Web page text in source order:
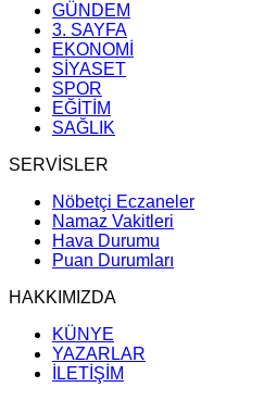
GÜNDEM
3. SAYFA
EKONOMİ
SİYASET
SPOR
EĞİTİM
SAĞLIK
SERVİSLER
Nöbetçi Eczaneler
Namaz Vakitleri
Hava Durumu
Puan Durumları
HAKKIMIZDA
KÜNYE
YAZARLAR
İLETİŞİM